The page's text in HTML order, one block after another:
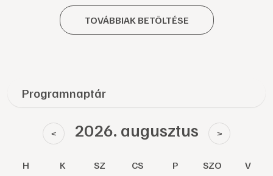
TOVÁBBIAK BETÖLTÉSE
Programnaptár
< 2026. augusztus >
H K SZ CS P SZO V